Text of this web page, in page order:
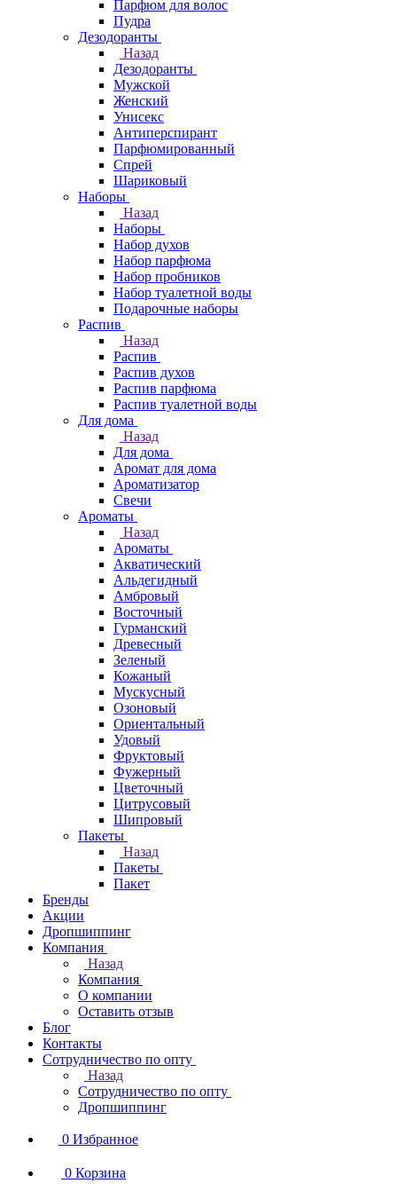
Парфюм для волос
Пудра
Дезодоранты
Назад
Дезодоранты
Мужской
Женский
Унисекс
Антиперспирант
Парфюмированный
Спрей
Шариковый
Наборы
Назад
Наборы
Набор духов
Набор парфюма
Набор пробников
Набор туалетной воды
Подарочные наборы
Распив
Назад
Распив
Распив духов
Распив парфюма
Распив туалетной воды
Для дома
Назад
Для дома
Аромат для дома
Ароматизатор
Свечи
Ароматы
Назад
Ароматы
Акватический
Альдегидный
Амбровый
Восточный
Гурманский
Древесный
Зеленый
Кожаный
Мускусный
Озоновый
Ориентальный
Удовый
Фруктовый
Фужерный
Цветочный
Цитрусовый
Шипровый
Пакеты
Назад
Пакеты
Пакет
Бренды
Акции
Дропшиппинг
Компания
Назад
Компания
О компании
Оставить отзыв
Блог
Контакты
Сотрудничество по опту
Назад
Сотрудничество по опту
Дропшиппинг
0 Избранное
0 Корзина